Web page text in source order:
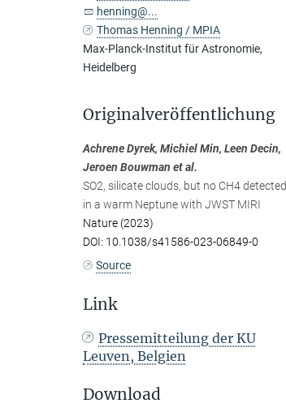
henning@...
Thomas Henning / MPIA
Max-Planck-Institut für Astronomie,
Heidelberg
Originalveröffentlichung
Achrene Dyrek, Michiel Min, Leen Decin,
Jeroen Bouwman et al.
SO2, silicate clouds, but no CH4 detected
in a warm Neptune with JWST MIRI
Nature (2023)
DOI: 10.1038/s41586-023-06849-0
Source
Link
Pressemitteilung der KU
Leuven, Belgien
Download